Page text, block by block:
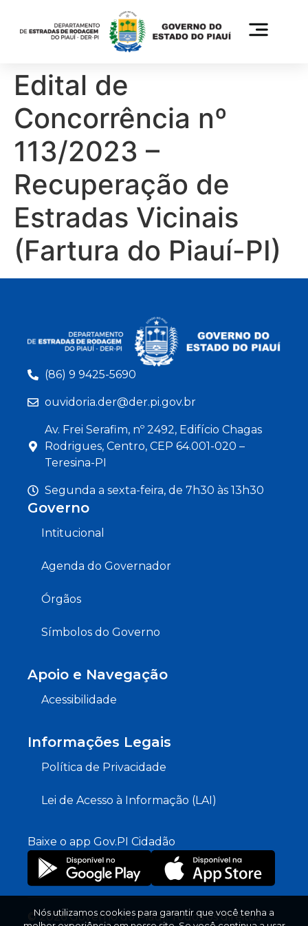
Edital de
Concorrência nº
113/2023 –
Recuperação de
Estradas Vicinais
(Fartura do Piauí-PI)
(86) 9 9425-5690
ouvidoria.der@der.pi.gov.br
Av. Frei Serafim, nº 2492, Edifício Chagas
Rodrigues, Centro, CEP 64.001-020 –
Teresina-PI
Segunda a sexta-feira, de 7h30 às 13h30
Governo
Intitucional
Agenda do Governador
Órgãos
Símbolos do Governo
Apoio e Navegação
Acessibilidade
Informações Legais
Política de Privacidade
Lei de Acesso à Informação (LAI)
Baixe o app Gov.PI Cidadão
© 2026 Governo do Piauí. Todos os direitos
Nós utilizamos cookies para garantir que você tenha a